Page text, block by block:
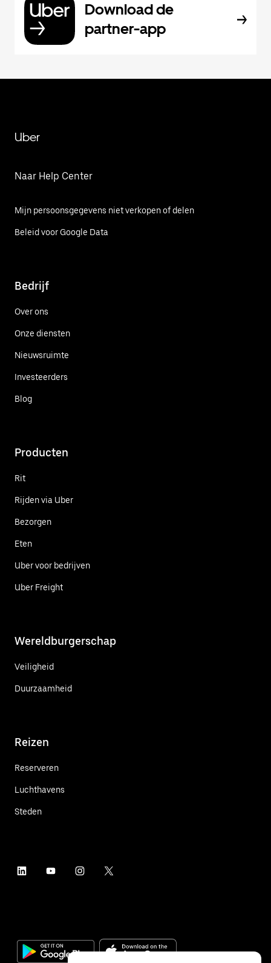
Download de
partner-app
Uber
Naar Help Center
Mijn persoonsgegevens niet verkopen of delen
Beleid voor Google Data
Bedrijf
Over ons
Onze diensten
Nieuwsruimte
Investeerders
Blog
Producten
Rit
Rijden via Uber
Bezorgen
Eten
Uber voor bedrijven
Uber Freight
Wereldburgerschap
Veiligheid
Duurzaamheid
Reizen
Reserveren
Luchthavens
Steden